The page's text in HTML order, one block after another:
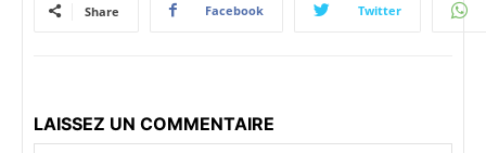
Share Facebook Twitter
LAISSEZ UN COMMENTAIRE